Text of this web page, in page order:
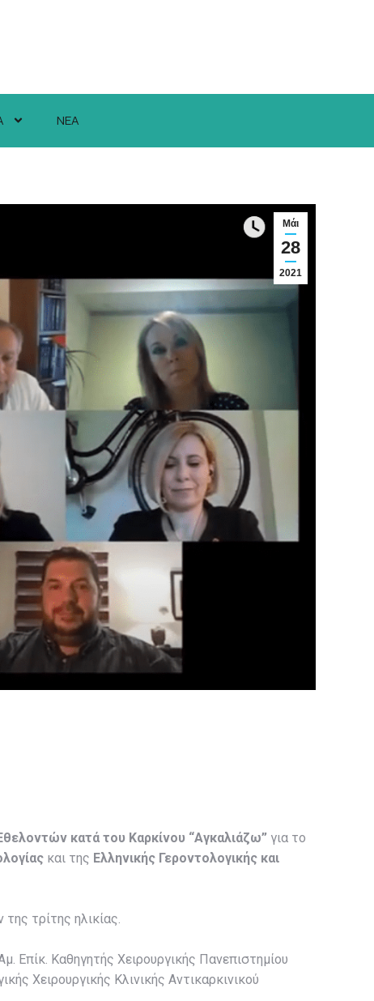
ΝΕΑ
Μάι
28
2021
κατά του Καρκίνου “Αγκαλιάζω” για το
και της Ελληνικής Γεροντολογικής και
τρίτης ηλικίας.
Επίκ. Καθηγητής Χειρουργικής Πανεπιστημίου
Χειρουργικής Κλινικής Αντικαρκινικού